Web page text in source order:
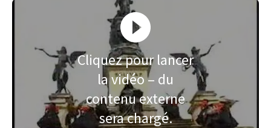
Cliquez pour lancer
la vidéo – du
contenu externe
sera chargé.